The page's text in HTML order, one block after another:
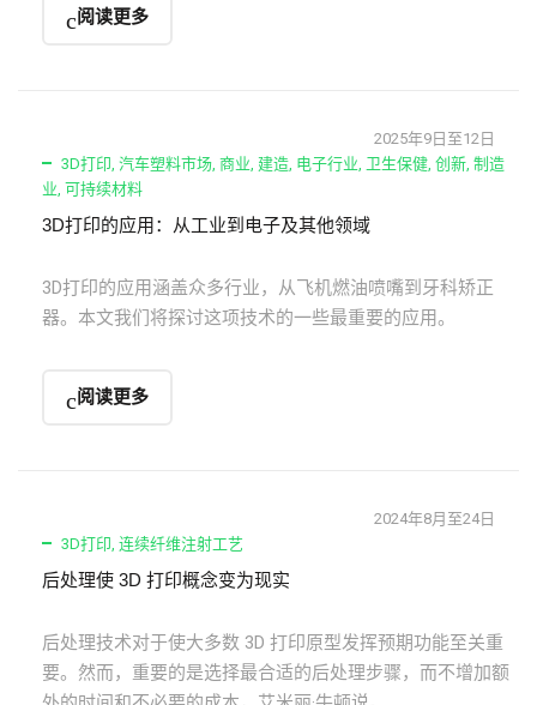
阅读更多
2025年9日至12日
3D打印, 汽车塑料市场, 商业, 建造, 电子行业, 卫生保健, 创新, 制造
业, 可持续材料
3D打印的应用：从工业到电子及其他领域
3D打印的应用涵盖众多行业，从飞机燃油喷嘴到牙科矫正
器。本文我们将探讨这项技术的一些最重要的应用。
阅读更多
2024年8月至24日
3D打印, 连续纤维注射工艺
后处理使 3D 打印概念变为现实
后处理技术对于使大多数 3D 打印原型发挥预期功能至关重
要。然而，重要的是选择最合适的后处理步骤，而不增加额